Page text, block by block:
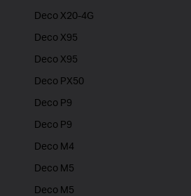
Deco X20-4G
Deco X95
Deco X95
Deco PX50
Deco P9
Deco P9
Deco M4
Deco M5
Deco M5